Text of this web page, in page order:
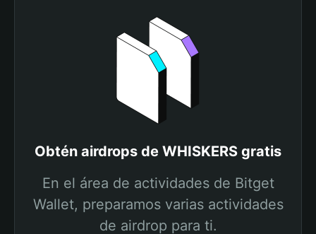
Obtén airdrops de WHISKERS gratis
En el área de actividades de Bitget
Wallet, preparamos varias actividades
de airdrop para ti.